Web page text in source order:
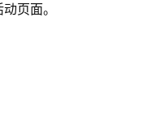
页面。